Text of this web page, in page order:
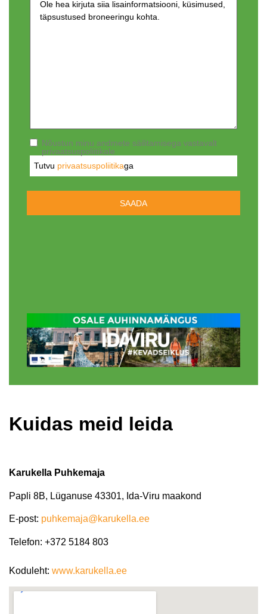
Nõustun minu andmete säilitamisega vastavalt
privaatsuspoliitikale
Tutvu privaatsuspoliitikaga
Kuidas meid leida
Karukella Puhkemaja
Papli 8B, Lüganuse 43301, Ida-Viru maakond
E-post: puhkemaja@karukella.ee
Telefon: +372 5184 803
Koduleht: www.karukella.ee